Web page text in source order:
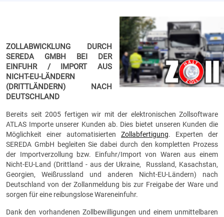
ZOLLABWICKLUNG DURCH
SEREDA GMBH BEI DER
EINFUHR / IMPORT AUS
NICHT-EU-LÄNDERN
(DRITTLÄNDERN) NACH
DEUTSCHLAND
Bereits seit 2005 fertigen wir mit der elektronischen Zollsoftware
ATLAS Importe unserer Kunden ab. Dies bietet unseren Kunden die
Möglichkeit einer automatisierten Zollabfertigung. Experten der
SEREDA GmbH begleiten Sie dabei durch den kompletten Prozess
der Importverzollung bzw. Einfuhr/Import von Waren aus einem
Nicht-EU-Land (Drittland - aus der Ukraine, Russland, Kasachstan,
Georgien, Weißrussland und anderen Nicht-EU-Ländern) nach
Deutschland von der Zollanmeldung bis zur Freigabe der Ware und
sorgen für eine reibungslose Wareneinfuhr.
Dank den vorhandenen Zollbewilligungen und einem unmittelbaren